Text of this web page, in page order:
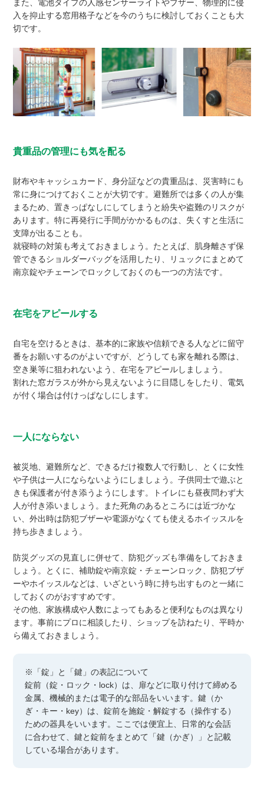
また、電池タイプの人感センサーライトやブザー、物理的に侵
入を抑止する窓用格子などを今のうちに検討しておくことも大
切です。
貴重品の管理にも気を配る
財布やキャッシュカード、身分証などの貴重品は、災害時にも
常に身につけておくことが大切です。避難所では多くの人が集
まるため、置きっぱなしにしてしまうと紛失や盗難のリスクが
あります。特に再発行に手間がかかるものは、失くすと生活に
支障が出ることも。
就寝時の対策も考えておきましょう。たとえば、肌身離さず保
管できるショルダーバッグを活用したり、リュックにまとめて
南京錠やチェーンでロックしておくのも一つの方法です。
在宅をアピールする
自宅を空けるときは、基本的に家族や信頼できる人などに留守
番をお願いするのがよいですが、どうしても家を離れる際は、
空き巣等に狙われないよう、在宅をアピールしましょう。
割れた窓ガラスが外から見えないように目隠しをしたり、電気
が付く場合は付けっぱなしにします。
一人にならない
被災地、避難所など、できるだけ複数人で行動し、とくに女性
や子供は一人にならないようにしましょう。子供同士で遊ぶと
きも保護者が付き添うようにします。トイレにも昼夜問わず大
人が付き添いましょう。また死角のあるところには近づかな
い、外出時は防犯ブザーや電源がなくても使えるホイッスルを
持ち歩きましょう。
防災グッズの見直しに併せて、防犯グッズも準備をしておきま
しょう。とくに、補助錠や南京錠・チェーンロック、防犯ブザ
ーやホイッスルなどは、いざという時に持ち出すものと一緒に
しておくのがおすすめです。
その他、家族構成や人数によってもあると便利なものは異なり
ます。事前にプロに相談したり、ショップを訪ねたり、平時か
ら備えておきましょう。
※「錠」と「鍵」の表記について
錠前（錠・ロック・lock）は、扉などに取り付けて締める
金属、機械的または電子的な部品をいいます。鍵（か
ぎ・キー・key）は、錠前を施錠・解錠する（操作する）
ための器具をいいます。ここでは便宜上、日常的な会話
に合わせて、鍵と錠前をまとめて「鍵（かぎ）」と記載
している場合があります。